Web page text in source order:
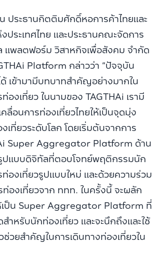
ประธานกิตติมศักดิ์หอการค้าไทยและ
ประเทศไทย และประธานคณะจัดการ
แพลตฟอร์ม วิสาหกิจเพื่อสังคม จำกัด
Platform กล่าวว่า “ปัจจุบัน
ด้ เข้ามามีบทบาทสำคัญอย่างมากใน
องเที่ยว ในนามของ TAGTHAi เรามี
ลื่อนการท่องเที่ยวไทยให้เป็นจุดมุ่ง
เที่ยวระดับโลก โดยเริ่มต้นจากการ
Super Aggregator Platform ด้าน
ปแบบดิจิทัลที่ตอบโจทย์พฤติกรรมนัก
ท่องเที่ยวรูปแบบใหม่ และด้วยความร่วม
องเที่ยวจาก ททท. ในครั้งนี้ จะผลัก
เป็น Super Aggregator Platform ที่
หรับนักท่องเที่ยว และจะนึกถึงและใช้
ช่วยสำคัญในการเดินทางท่องเที่ยวใน